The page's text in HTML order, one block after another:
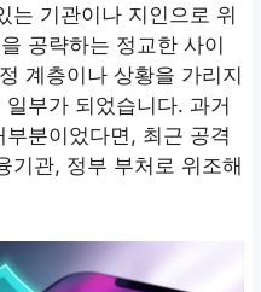
는 기관이나 지인으로 위
공략하는 정교한 사이
계층이나 상황을 가리지
부가 되었습니다. 과거
분이었다면, 최근 공격
기관, 정부 부처로 위조해